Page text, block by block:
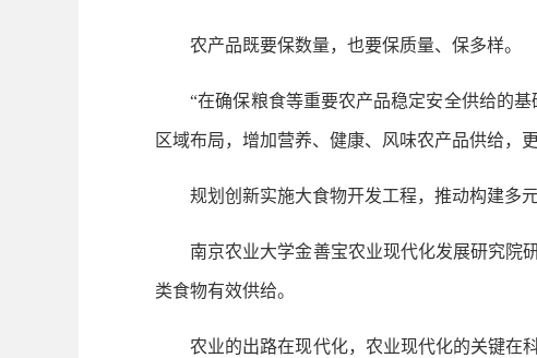
农产品既要保数量，也要保质量、保多样。
“在确保粮食等重要农产品稳定安全供给的基
区域布局，增加营养、健康、风味农产品供给，
规划创新实施大食物开发工程，推动构建多元
南京农业大学金善宝农业现代化发展研究院研
类食物有效供给。
农业的出路在现代化，农业现代化的关键在科